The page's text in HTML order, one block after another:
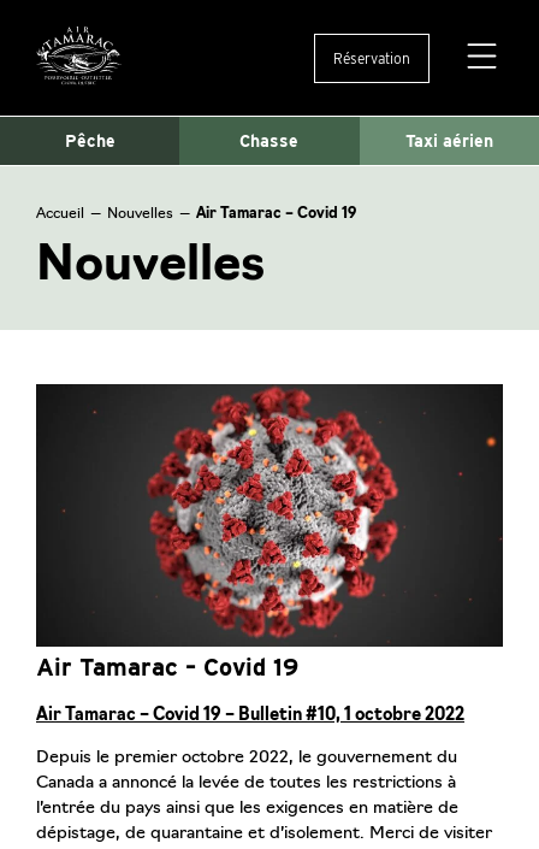
Réservation
et
Pêche Chasse Taxi aérien
Accueil — Nouvelles — Air Tamarac – Covid 19
Nouvelles
Air Tamarac – Covid 19
Air Tamarac – Covid 19 – Bulletin #10, 1 octobre 2022
Depuis le premier octobre 2022, le gouvernement du
Canada a annoncé la levée de toutes les restrictions à
l’entrée du pays ainsi que les exigences en matière de
dépistage, de quarantaine et d’isolement. Merci de visiter